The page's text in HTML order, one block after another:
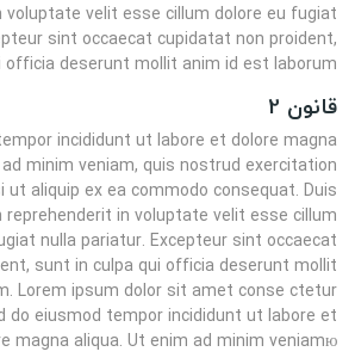
voluptate velit esse cillum dolore eu fugiat
sint occaecat cupidatat non proident,
deserunt mollit anim id est laborum.
قانون 2
incididunt ut labore et dolore magna
minim veniam, quis nostrud exercitation
ut aliquip ex ea commodo consequat. Duis
reprehenderit in voluptate velit esse cillum
nulla pariatur. Excepteur sint occaecat
sunt in culpa qui officia deserunt mollit
Lorem ipsum dolor sit amet conse ctetur
do eiusmod tempor incididunt ut labore et
magna aliqua. Ut enim ad minim veniamю